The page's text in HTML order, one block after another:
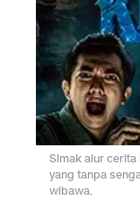
Simak alur
yang tanpa
wibawa.